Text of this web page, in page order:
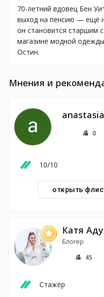
70-летний вдовец Бен
выход на пенсию — ещё
он становится старшим
магазине модной
Остин.
Мнения и
0
10/10
открыть
Катя
Блогер
45
Стажёр